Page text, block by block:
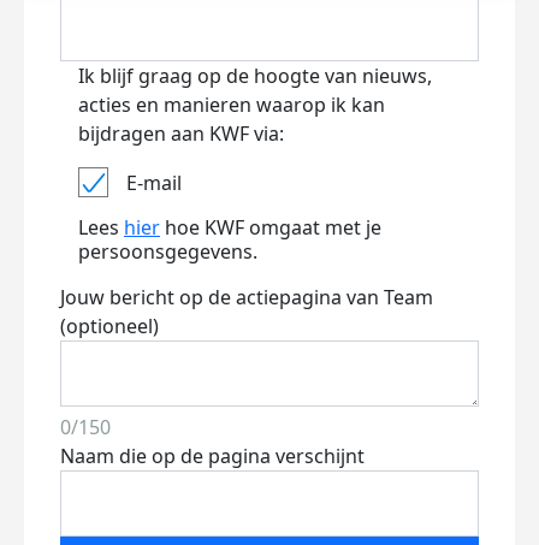
Ik blijf graag op de hoogte van nieuws,
acties en manieren waarop ik kan
bijdragen aan KWF via:
E-mail
Lees hier hoe KWF omgaat met je
persoonsgegevens.
Jouw bericht op de actiepagina van Team
(optioneel)
0/150
Naam die op de pagina verschijnt